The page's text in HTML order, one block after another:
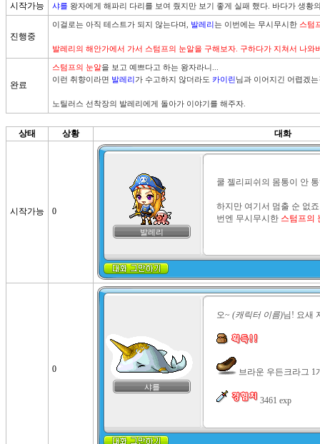
시작가능
샤를 왕자에게 해파리 다리를 보여 줬지만 보기 좋게 실패 했다. 바다가 생황
진행중
이걸로는 아직 테스트가 되지 않는다며, 발레리는 이번에는 무시무시한 스텀
발레리의 해안가에서 가서 스텀프의 눈알을 구해보자. 구하다가 지쳐서 나
완료
스텀프의 눈알을 보고 예쁘다고 하는 왕자라니...
이런 취향이라면 발레리가 수고하지 않더라도 카이린님과 이어지긴 어렵겠는
노틸러스 선착장의 발레리에게 돌아가 이야기를 해주자.
상태 상황 대화
시작가능 0
발레리
쿨 젤리피쉬의 몸통이 안
하지만 여기서 멈출 순 없
번엔 무시무시한 스텀프의
0
샤를
오~ (캐릭터 이름)님! 요새
브라운 우든크라그 1
3461 exp